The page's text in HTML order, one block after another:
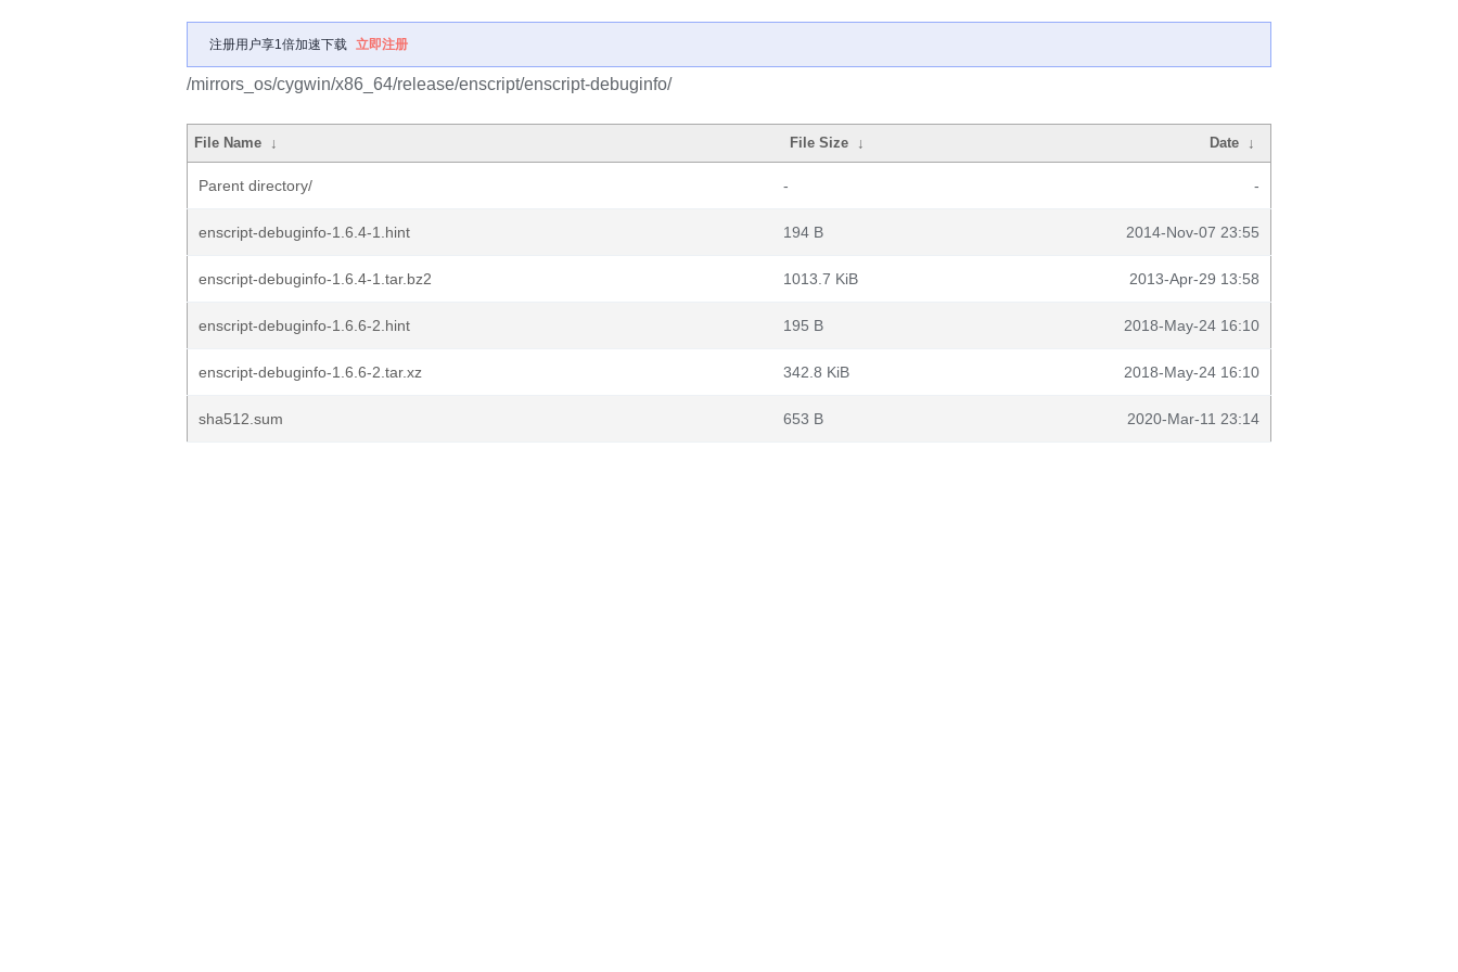
注册用户享1倍加速下载 立即注册
/mirrors_os/cygwin/x86_64/release/enscript/enscript-debuginfo/
File Name ↓ File Size ↓ Date ↓
Parent directory/ - -
enscript-debuginfo-1.6.4-1.hint 194 B 2014-Nov-07 23:55
enscript-debuginfo-1.6.4-1.tar.bz2 1013.7 KiB 2013-Apr-29 13:58
enscript-debuginfo-1.6.6-2.hint 195 B 2018-May-24 16:10
enscript-debuginfo-1.6.6-2.tar.xz 342.8 KiB 2018-May-24 16:10
sha512.sum 653 B 2020-Mar-11 23:14